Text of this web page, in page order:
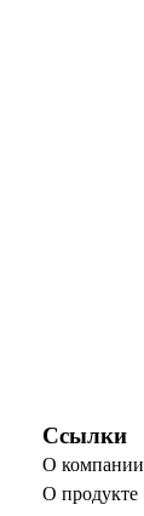
Ссылки
О компании
О продукте